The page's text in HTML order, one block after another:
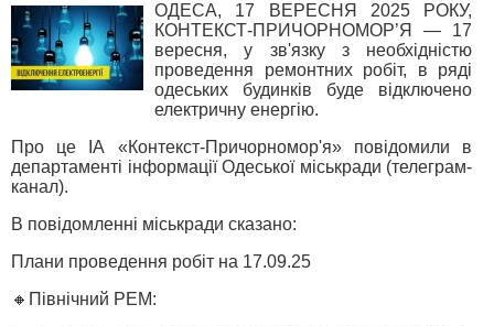
ОДЕСА, 17 ВЕРЕСНЯ 2025 РОКУ,
КОНТЕКСТ-ПРИЧОРНОМОР’Я — 17
вересня, у зв'язку з необхідністю
проведення ремонтних робіт, в ряді
одеських будинків буде відключено
електричну енергію.
Про це ІА «Контекст-Причорномор'я» повідомили в
департаменті інформації Одеської міськради (телеграм-
канал).
В повідомленні міськради сказано:
Плани проведення робіт на 17.09.25
🔸Північний РЕМ: